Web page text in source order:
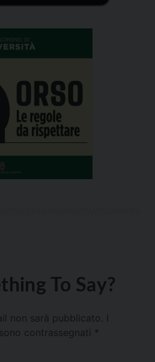
To Say?
non sarà pubblicato.
contrassegnati *